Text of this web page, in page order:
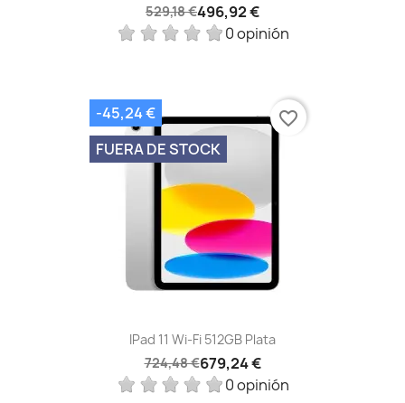
529,18 €496,92 €
0 opinión
IPad 11 Wi-Fi 512GB Plata
724,48 €679,24 €
0 opinión
-45,24 €
FUERA DE STOCK
favorite_border